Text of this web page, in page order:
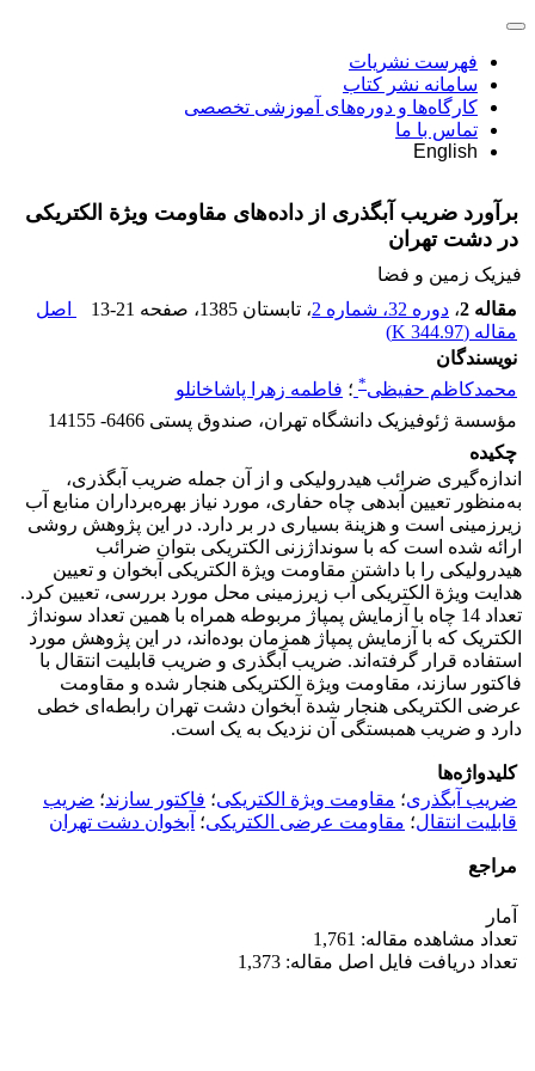
فهرست نشریات
سامانه نشر کتاب
کارگاه‌ها و دوره‌های آموزشی تخصصی
تماس با ما
English
برآورد ضریب آبگذری از داده‌های مقاومت ویژة الکتریکی
در دشت تهران
فیزیک زمین و فضا
مقاله 2
، دوره 32، شماره 2 ، تابستان 1385 ، صفحه 13-21
اصل
مقاله (344.97 K
)
نویسندگان
محمدکاظم حفیظی* ؛ فاطمه زهرا پاشاخانلو
مؤسسة ژئوفیزیک دانشگاه تهران، صندوق پستی 6466- 14155
چکیده
اندازه‌گیری ضرائب هیدرولیکی و از آن جمله ضریب آبگذری،
به‌منظور تعیین آبدهی چاه حفاری، مورد نیاز بهره‌برداران منابع آب
زیرزمینی است و هزینة بسیاری در بر دارد. در این پژوهش روشی
ارائه شده است که با سونداژزنی الکتریکی بتوان ضرائب
هیدرولیکی را با داشتن مقاومت ویژة الکتریکی آبخوان و تعیین
هدایت ویژة الکتریکی آب زیرزمینی محل مورد بررسی، تعیین کرد.
تعداد 14 چاه با آزمایش پمپاژ مربوطه همراه با همین تعداد سونداژ
الکتریک که با آزمایش پمپاژ همزمان بوده‌اند، در این پژوهش مورد
استفاده قرار گرفته‌اند. ضریب آبگذری و ضریب قابلیت انتقال با
فاکتور سازند، مقاومت ویژة الکتریکی هنجار شده و مقاومت
عرضی الکتریکی هنجار شدة آبخوان دشت تهران رابطه‌ای خطی
دارد و ضریب همبستگی آن نزدیک به یک است.
کلیدواژه‌ها
ضریب آبگذری؛ مقاومت ویژة الکتریکی؛ فاکتور سازند؛ ضریب
قابلیت انتقال؛ مقاومت عرضی الکتریکی؛ آبخوان دشت تهران
مراجع
آمار
تعداد مشاهده مقاله: 1,761
تعداد دریافت فایل اصل مقاله: 1,373